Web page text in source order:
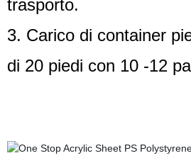
trasporto.
3. Carico di container
di 20 piedi con 10 -12